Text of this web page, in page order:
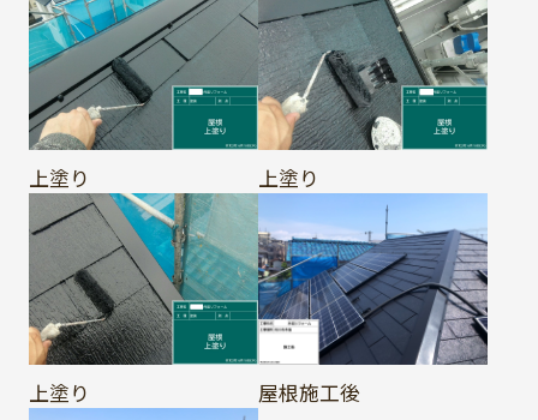
上塗り 上塗り
上塗り 屋根施工後